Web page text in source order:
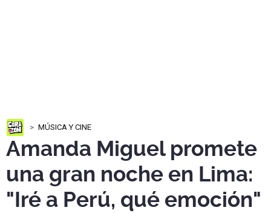
MÚSICA Y CINE
Amanda Miguel promete
una gran noche en Lima:
"Iré a Perú, qué emoción"